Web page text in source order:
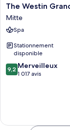
The
Westin
Grand
Berlin
The Westin
Mitte
Spa
Stationnement
disponible
9.2
sur
9,2 Merveilleux
1 017 avis